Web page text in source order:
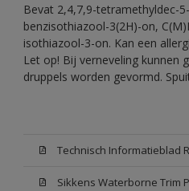
Bevat 2,4,7,9-tetramethyldec-
benzisothiazool-3(2H)-on,
isothiazool-3-on. Kan een
Let op! Bij verneveling kunnen
druppels worden gevormd.